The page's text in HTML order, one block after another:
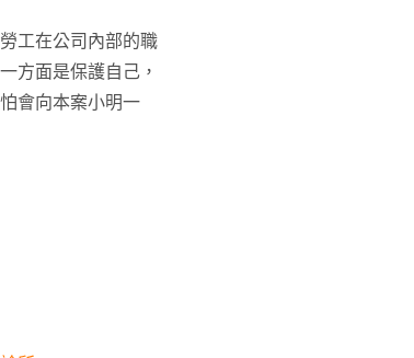
工在公司內部的職
方面是保護自己，
會向本案小明一